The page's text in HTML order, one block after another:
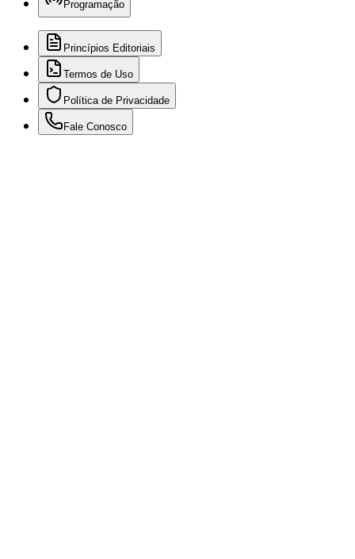
Programação
Princípios Editoriais
Termos de Uso
Política de Privacidade
Fale Conosco